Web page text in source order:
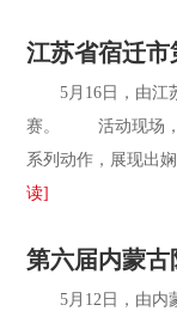
江苏省宿迁
5月16日，由江苏
赛。 活动现场，一
系列动作，展现出
读]
第六届内蒙
5月12日，由内蒙